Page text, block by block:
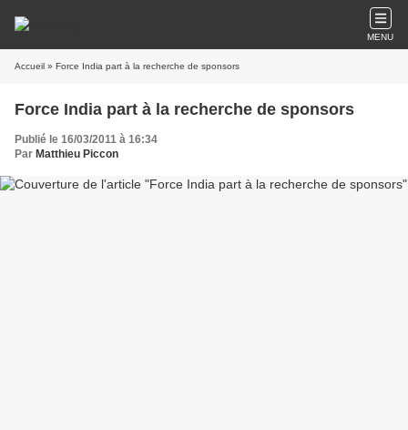
MENU
Accueil » Force India part à la recherche de sponsors
Force India part à la recherche de sponsors
Publié le 16/03/2011 à 16:34
Par Matthieu Piccon